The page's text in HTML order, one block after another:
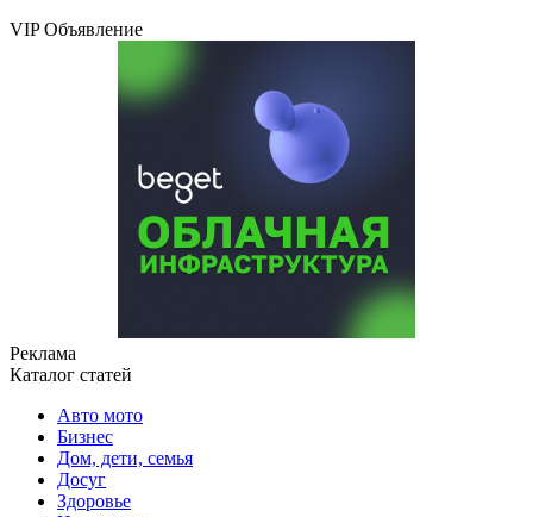
VIP Объявление
Реклама
Каталог статей
Авто мото
Бизнес
Дом, дети, семья
Досуг
Здоровье